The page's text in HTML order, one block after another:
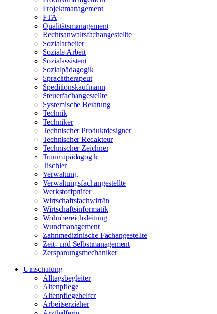
Projektmanagement
PTA
Qualitätsmanagement
Rechtsanwaltsfachangestellte
Sozialarbeiter
Soziale Arbeit
Sozialassistent
Sozialpädagogik
Sprachtherapeut
Speditionskaufmann
Steuerfachangestellte
Systemische Beratung
Technik
Techniker
Technischer Produktdesigner
Technischer Redakteur
Technischer Zeichner
Traumapädagogik
Tischler
Verwaltung
Verwaltungsfachangestellte
Werkstoffprüfer
Wirtschaftsfachwirt/in
Wirtschaftsinformatik
Wohnbereichsleitung
Wundmanagement
Zahnmedizinische Fachangestellte
Zeit- und Selbstmanagement
Zerspanungsmechaniker
Umschulung
Alltagsbegleiter
Altenpflege
Altenpflegehelfer
Arbeitserzieher